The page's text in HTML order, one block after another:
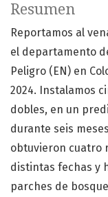
Resumen
Reportamos al
el departamento
Peligro (EN) en
2024. Instalamos
dobles, en un
durante seis
obtuvieron cuatro
distintas fechas y
parches de